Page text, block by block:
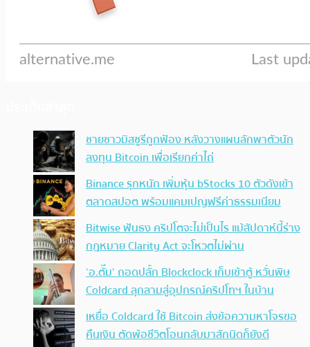
ชายชาวมิสซูรีถูกฟ้อง หลังวางแผนลักพาตัวนัก
ลงทุน Bitcoin เพื่อเรียกค่าไถ่
Binance รุกหนัก เพิ่มหุ้น bStocks 10 ตัวดังเข้า
ตลาดสปอต พร้อมแคมเปญฟรีค่าธรรมเนียม
Bitwise ฟันธง คริปโตจะไม่เป็นไร แม้สัปดาห์นี้ร่าง
กฎหมาย Clarity Act จะโหวตไม่ผ่าน
‘อ.ตั๊ม’ ถอดปลั้ก Blockclock เก็บเข้าตู้ หวั่นพิษ
Coldcard ลุกลามสู่อุปกรณ์คริปโทฯ ในบ้าน
เหยื่อ Coldcard ใช้ Bitcoin ส่งข้อความหาโจรขอ
คืนเงิน ตัดพ้อชีวิตโอนกลับมาสักนิดก็ยังดี